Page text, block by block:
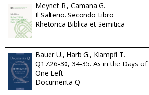
Meynet R., Camana G.
Il Salterio. Secondo Libro
Rhetorica Biblica et Semitica
Bauer U., Harb G., Klampfl T.
Q17:26-30, 34-35. As in the Days
One Left
Documenta Q